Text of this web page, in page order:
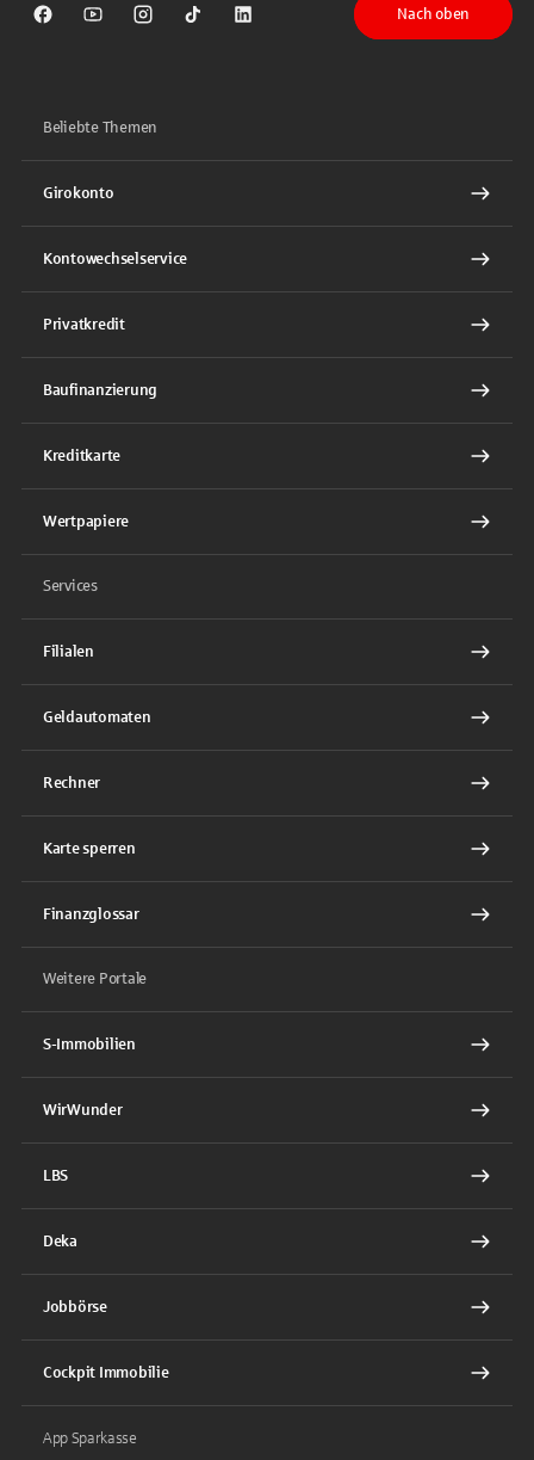
Sparkasse auf Facebook
Sparkasse auf Youtube
Sparkasse auf Instagram
Sparkasse auf TikTok
Sparkasse auf LinkedIn
Nach oben
Beliebte Themen
Girokonto
Kontowechselservice
Privatkredit
Baufinanzierung
Kreditkarte
Wertpapiere
Services
Filialen
Geldautomaten
Rechner
Karte sperren
Finanzglossar
Weitere Portale
S-Immobilien
WirWunder
LBS
Deka
Jobbörse
Cockpit Immobilie
App Sparkasse